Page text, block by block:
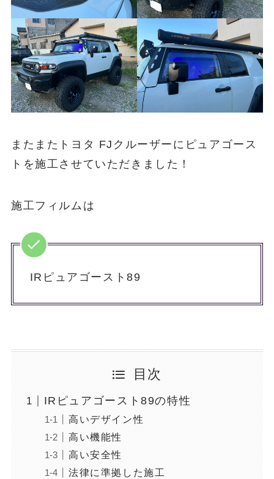
またまたトヨタ FJクルーザーにピュアゴース
トを施工させていただきました！
施工フィルムは
IRピュアゴースト89
目次
IRピュアゴースト89の特性
高いデザイン性
高い機能性
高い安全性
法律に準拠した施工